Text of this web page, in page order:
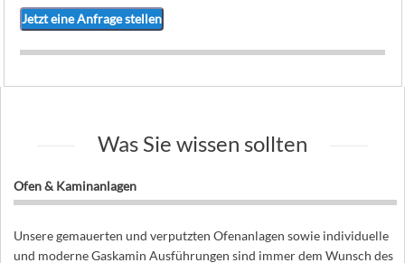
Jetzt eine Anfrage stellen
Was Sie wissen sollten
Ofen & Kaminanlagen
Unsere gemauerten und verputzten Ofenanlagen sowie individuelle
und moderne Gaskamin Ausführungen sind immer dem Wunsch des